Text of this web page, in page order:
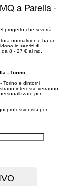
a Parella -
progetto che si vorrà
normalmente ha un
in servizi di
da 8 - 27 € al mq.
- Torino
Torino e dintorni
interesse verranno
per
professionista per